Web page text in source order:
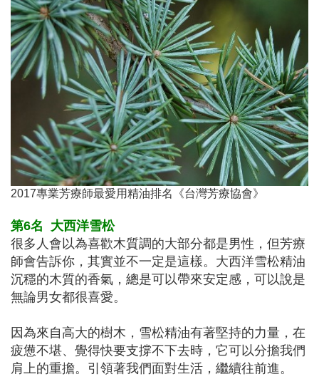
2017專業芳療師最愛用精油排名《台灣芳療協會》
第6名 大西洋雪松
很多人會以為喜歡木質調的大部分都是男性，但芳療
師會告訴你，其實並不一定是這樣。大西洋雪松精油
沉穩的木質的香氣，總是可以帶來安定感，可以說是
無論男女都很喜愛。
因為來自高大的樹木，雪松精油有著堅持的力量，在
疲憊不堪、覺得快要支撐不下去時，它可以分擔我們
肩上的重擔。引領著我們面對生活，繼續往前進。